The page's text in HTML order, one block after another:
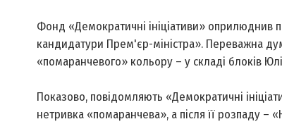
Фонд «Демократичні ініціативи» оприлюднив
кандидатури Прем'єр-міністра». Переважна
«помаранчевого» кольору – у складі блоків
Показово, повідомляють «Демократичні
нетривка «помаранчева», а після її розпаду –